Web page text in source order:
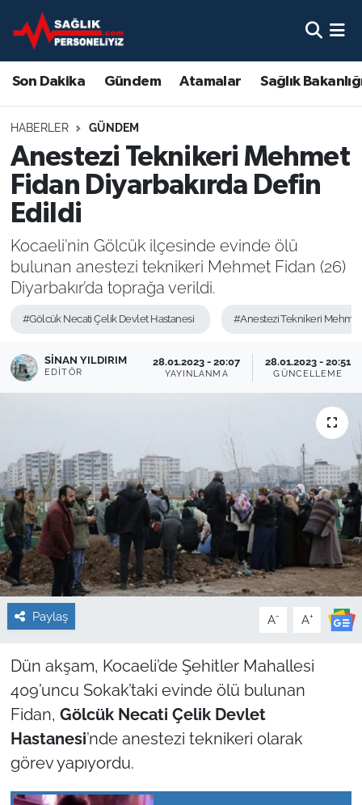
Son Dakika Gündem Atamalar Sağlık
HABERLER GÜNDEM
Anestezi Teknikeri Mehmet
Fidan Diyarbakırda Defin
Edildi
Kocaeli’nin Gölcük ilçesinde evinde ölü
bulunan anestezi teknikeri Mehmet Fidan (26)
Diyarbakır’da toprağa verildi.
#Gölcük Necati Çelik Devlet Hastanesi #Anestezi Teknikeri
SINAN YILDIRIM
EDITÖR
28.01.2023 - 20:07
YAYINLANMA
28.01.2023 - 20:51
GÜNCELLEME
Paylaş A- A+
Dün akşam, Kocaeli’de Şehitler Mahallesi
409’uncu Sokak’taki evinde ölü bulunan
Fidan, Gölcük Necati Çelik Devlet
Hastanesi’nde anestezi teknikeri olarak
görev yapıyordu.
Son Dakika
Gündem
Atamalar
Sağlık Bakanlığı
Mevzuat
Sendika
Eğitim
Sağlık
Kamu Alımları
Nöbetçi Eczaneler
Hava Durumu
Namaz Vakitleri
Trafik Durumu
Süper Lig Puan Durumu ve Fikstür
Tüm Manşetler
Haber Arşivi